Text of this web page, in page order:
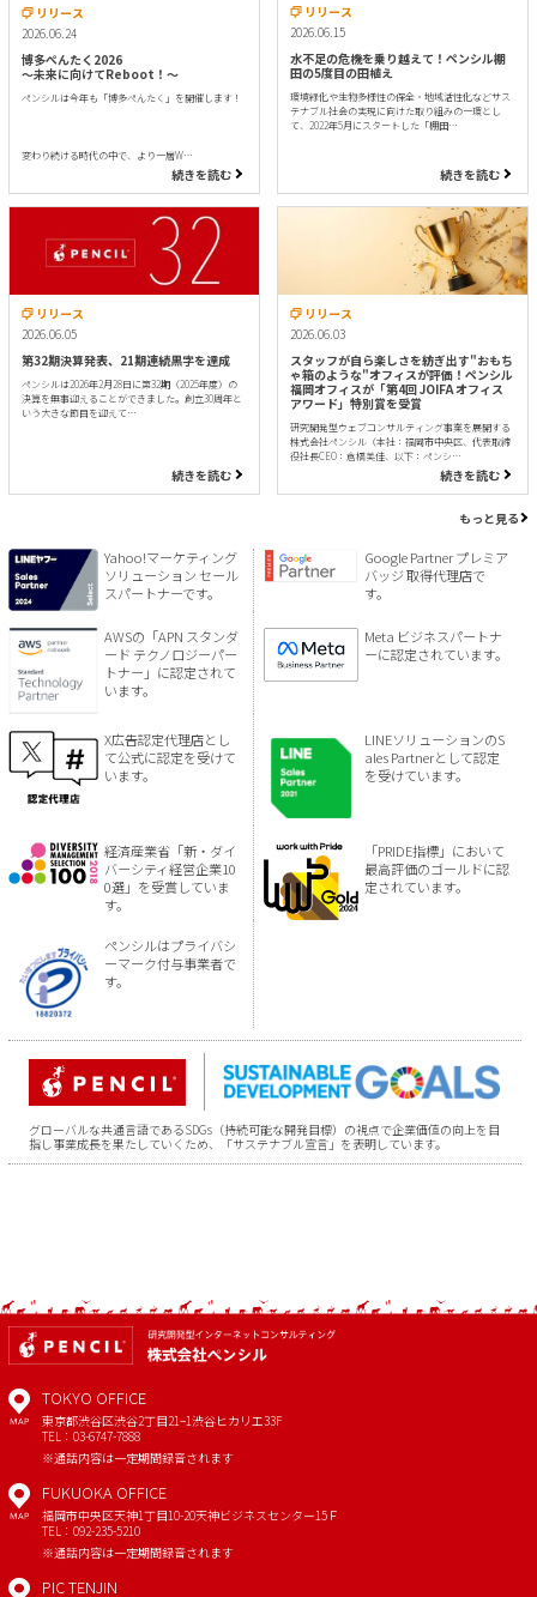
リリース
2026.06.24
博多ぺんたく2026
〜未来に向けてReboot！〜
ペンシルは今年も「博多ぺんたく」を開催します！
変わり続ける時代の中で、より一層W…
続きを読む
リリース
2026.06.15
水不足の危機を乗り越えて！ペンシル棚
田の5度目の田植え
環境緑化や生物多様性の保全・地域活性化などサス
テナブル社会の実現に向けた取り組みの一環とし
て、2022年5月にスタートした「棚田…
続きを読む
リリース
2026.06.05
第32期決算発表、21期連続黒字を達成
ペンシルは2026年2月28日に第32期（2025年度）の
決算を無事迎えることができました。創立30周年と
いう大きな節目を迎えて…
続きを読む
リリース
2026.06.03
スタッフが自ら楽しさを紡ぎ出す"おもち
ゃ箱のような"オフィスが評価！ペンシル
福岡オフィスが「第4回 JOIFA オフィス
アワード」特別賞を受賞
研究開発型ウェブコンサルティング事業を展開する
株式会社ペンシル（本社：福岡市中央区、代表取締
役社長CEO：倉橋美佳、以下：ペンシ…
続きを読む
もっと見る
Yahoo!マーケティング
ソリューション セール
スパートナーです。
Google Partner プレミア
バッジ 取得代理店で
す。
AWSの「APN スタンダ
ード テクノロジーパー
トナー」に認定されて
います。
Meta ビジネスパートナ
ーに認定されています。
X広告認定代理店とし
て公式に認定を受けて
います。
LINEソリューションのS
ales Partnerとして認定
を受けています。
経済産業省「新・ダイ
バーシティ経営企業10
0選」を受賞していま
す。
「PRIDE指標」において
最高評価のゴールドに認
定されています。
ペンシルはプライバシ
ーマーク付与事業者で
す。
グローバルな共通言語であるSDGs（持続可能な開発目標）の視点で企業価値の向上を目
指し事業成長を果たしていくため、「サステナブル宣言」を表明しています。
MAP
TOKYO OFFICE
東京都渋谷区渋谷2丁目21−1渋谷ヒカリエ33F
TEL：03-6747-7888
※通話内容は一定期間録音されます
MAP
FUKUOKA OFFICE
福岡市中央区天神1丁目10-20天神ビジネスセンター15Ｆ
TEL：092-235-5210
※通話内容は一定期間録音されます
PIC TENJIN